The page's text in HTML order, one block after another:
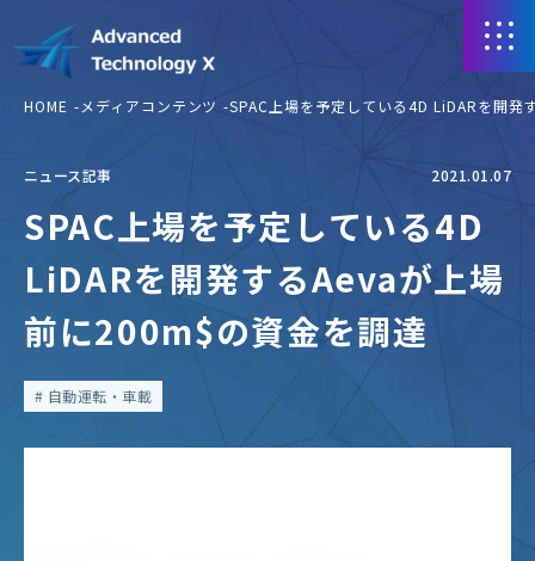
HOME メディアコンテンツ SPAC上場を予定している4D LiDARを開
ニュース記事 2021.01.07
SPAC上場を予定している4D
LiDARを開発するAevaが上場
前に200m$の資金を調達
自動運転・車載